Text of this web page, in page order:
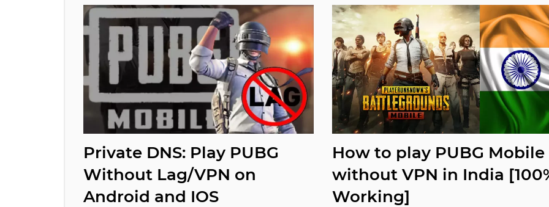
Private DNS: Play PUBG
Without Lag/VPN on
Android and IOS
How to play PUBG Mobile
without VPN in India
Working]